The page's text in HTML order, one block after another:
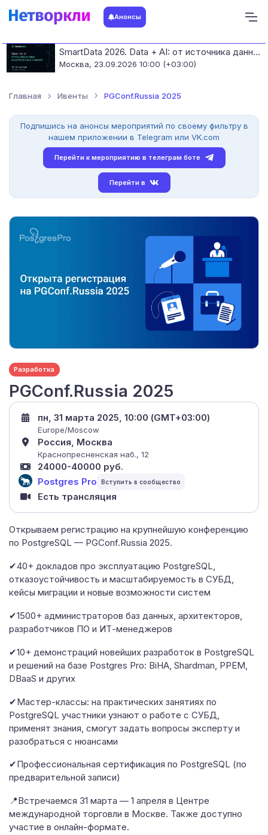
Анонсы
SmartData 2026. Data + AI: от источника данных до работающих моделей
Москва, 23.09.2026 10:00 (+03:00)
Главная Ивенты PGConf.Russia 2025
Подпишись на анонсы мероприятий по своему фильтру в
нашем приложении в Telegram или VK.com
Перейти к мероприятию в телеграм боте
Перейти в
Разработка
PGConf.Russia 2025
Открываем регистрацию на крупнейшую конференцию
по PostgreSQL — PGConf.Russia 2025.
✔40+ докладов про эксплуатацию PostgreSQL,
отказоустойчивость и масштабируемость в СУБД,
кейсы миграции и новые возможности систем
✔1500+ администраторов баз данных, архитекторов,
разработчиков ПО и ИТ-менеджеров
✔10+ демонстраций новейших разработок в PostgreSQL
и решений на базе Postgres Pro: BiHA, Shardman, PPEM,
DBaaS и других
✔Мастер-классы: на практических занятиях по
PostgreSQL участники узнают о работе с СУБД,
применят знания, смогут задать вопросы эксперту и
разобраться с нюансами
✔Профессиональная сертификация по PostgreSQL (по
предварительной записи)
📍Встречаемся 31 марта — 1 апреля в Центре
международной торговли в Москве. Также доступно
участие в онлайн-формате.
пн, 31 марта 2025, 10:00 (GMT+03:00)
Europe/Moscow
Россия, Москва
Краснопресненская наб., 12
24000-40000 руб.
Postgres Pro
Есть трансляция